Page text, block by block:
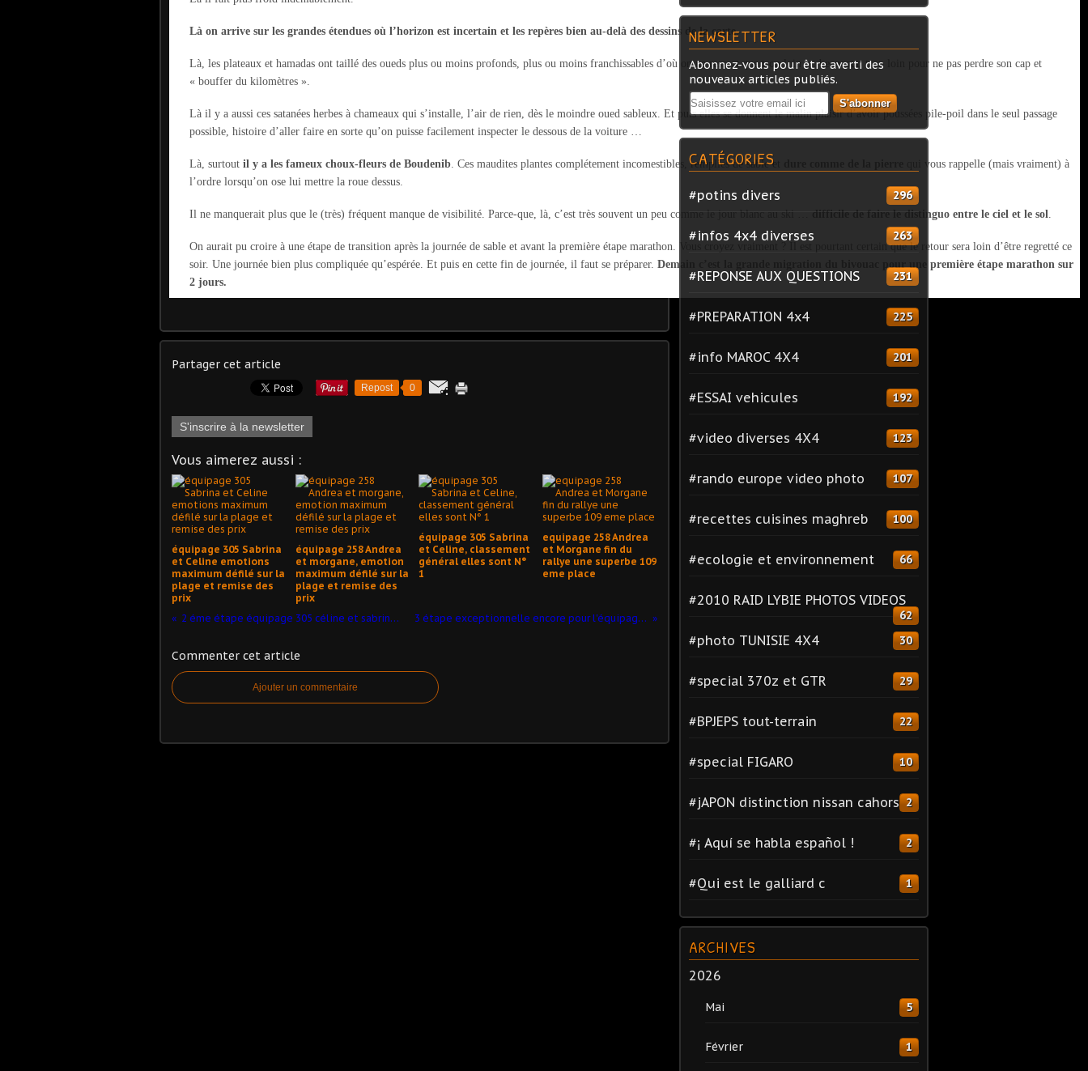
Là on arrive sur les grandes étendues où l’horizon est incertain et les repères bien au-delà des dessins de la carte.
Là, les plateaux et hamadas ont taillé des oueds plus ou moins profonds, plus ou moins franchissables d’où on ne ressort que trop loin … beaucoup trop loin pour ne pas perdre son cap et
« bouffer du kilomètres ».
Là il y a aussi ces satanées herbes à chameaux qui s’installe, l’air de rien, dès le moindre oued sableux. Et puis elles se donnent le malin plaisir d’avoir poussées pile-poil dans le seul passage
possible, histoire d’aller faire en sorte qu’on puisse facilement inspecter le dessous de la voiture …
Là, surtout il y a les fameux choux-fleurs de Boudenib . Ces maudites plantes complétement incomestibles, remplies de sable et
qui vous rappelle (mais vraiment) à
l’ordre lorsqu’on ose lui mettre la roue dessus.
Il ne manquerait plus que le (très) fréquent manque de visibilité. Parce-que, là, c’est très souvent un peu comme le jour blanc au ski … difficile de faire le distinguo entre le ciel et le sol
On aurait pu croire à une étape de transition après la journée de sable et avant la première étape marathon. Vous croyez vraiment ? Il est pourtant certain que le retour sera loin d’être regretté ce
soir. Une journée bien plus compliquée qu’espérée. Et puis en cette fin de journée, il faut se préparer. Demain c’est la grande migration du bivouac pour une première étape marathon sur
2 jours.
Partager cet article
Repost 0
S'inscrire à la newsletter
Vous aimerez aussi :
équipage 305 Sabrina
et Celine emotions
maximum défilé sur la
plage et remise des
prix
équipage 258 Andrea
et morgane, emotion
maximum défilé sur la
plage et remise des
prix
équipage 305 Sabrina
et Celine, classement
général elles sont N°
1
equipage 258 Andrea
et Morgane fin du
rallye une superbe 109
eme place
2 éme étape équipage 305 céline et sabrina 1 eres au géneral dans leur catégorie 3 étape exceptionnelle encore pour l'équipage 305 Celine et Sabrina sur dacia duster
Commenter cet article
Ajouter un commentaire
NEWSLETTER
Abonnez-vous pour être averti des
nouveaux articles publiés.
Email
CATÉGORIES
#potins divers 296
#infos 4x4 diverses 263
#REPONSE AUX QUESTIONS 231
#PREPARATION 4x4 225
#info MAROC 4X4 201
#ESSAI vehicules 192
#video diverses 4X4 123
#rando europe video photo 107
#recettes cuisines maghreb 100
#ecologie et environnement 66
#2010 RAID LYBIE PHOTOS VIDEOS
62
#photo TUNISIE 4X4 30
#special 370z et GTR 29
#BPJEPS tout-terrain 22
#special FIGARO 10
#jAPON distinction nissan cahors 2
#¡ Aquí se habla español ! 2
#Qui est le galliard c 1
ARCHIVES
2026
Mai 5
Février 1